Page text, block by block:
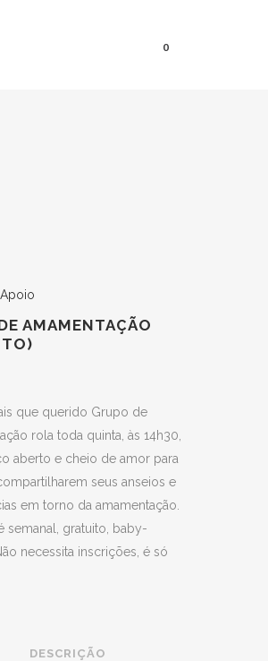
0
AMAMENTAÇÃO
que querido Grupo de
rola toda quinta, às 14h30,
aberto e cheio de amor para
seus anseios e
em torno da amamentação.
semanal, gratuito, baby-
necessita inscrições, é só
DESCRIÇÃO